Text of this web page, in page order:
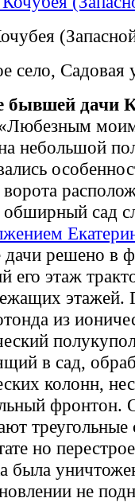
село, Садовая
бывшей дачи
небольшой
ворота
обширный сад
дачи решено в
его этаж
этажей.
из
в сад,
колонн,
фронтон.
но
была
не